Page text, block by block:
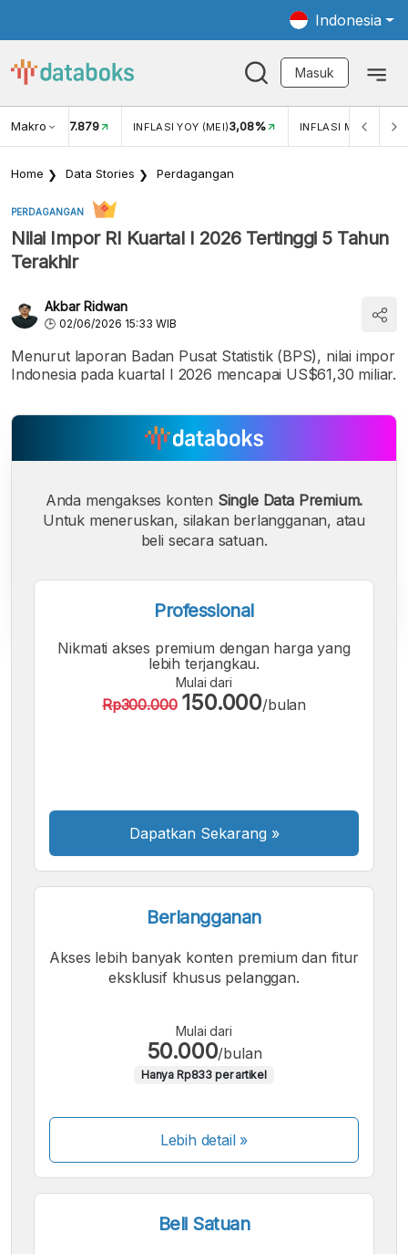
Indonesia
Masuk
Makro
USD/IDR 17.879 INFLASI YOY (MEI)3,08% INFLASI MOM (MEI)
Home Data Stories Perdagangan
PERDAGANGAN
Nilai Impor RI Kuartal I 2026 Tertinggi 5 Tahun
Terakhir
Akbar Ridwan
02/06/2026 15:33 WIB
Menurut laporan Badan Pusat Statistik (BPS), nilai impor
Indonesia pada kuartal I 2026 mencapai US$61,30 miliar.
Font
Kecil
A
FontFont
Anda mengakses konten Single Data Premium.
Untuk meneruskan, silakan berlangganan, atau
beli secara satuan.
Professional
Nikmati akses premium dengan harga yang
lebih terjangkau.
Mulai dari
Rp300.000 150.000/bulan
Dapatkan Sekarang »
Berlangganan
Akses lebih banyak konten premium dan fitur
eksklusif khusus pelanggan.
Mulai dari
50.000/bulan
Hanya Rp833 per artikel
Lebih detail »
Beli Satuan